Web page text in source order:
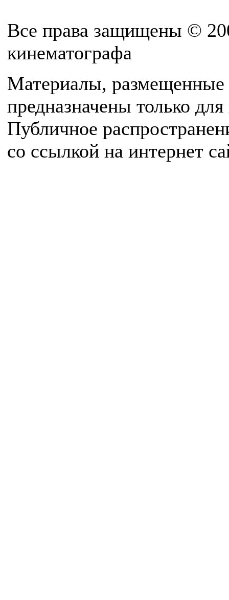
Все права защищены ©
кинематографа
Материалы, размещенные
предназначены только
Публичное
со ссылкой на интернет